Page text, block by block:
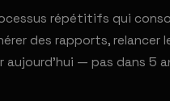
répétitifs qui
des rapports, relancer
— pas dans 5